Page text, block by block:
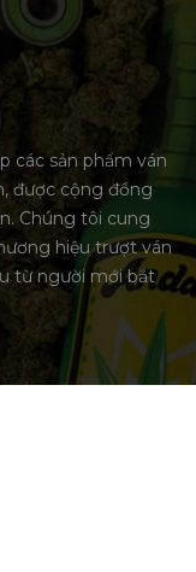
các sản phẩm ván
được cộng đồng
Chúng tôi cung
hiệu trượt ván
từ người mới bắt